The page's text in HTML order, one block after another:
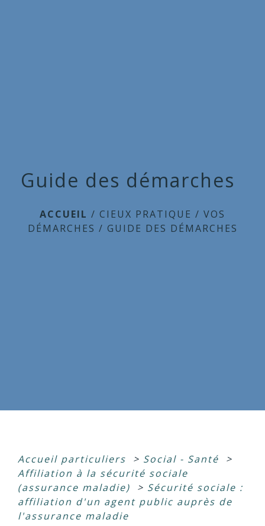
Guide des démarches
ACCUEIL / CIEUX PRATIQUE / VOS
DÉMARCHES / GUIDE DES DÉMARCHES
Accueil particuliers > Social - Santé
>
Affiliation à la sécurité sociale
(assurance maladie)
> Sécurité sociale :
affiliation d'un agent public auprès de
l'assurance maladie